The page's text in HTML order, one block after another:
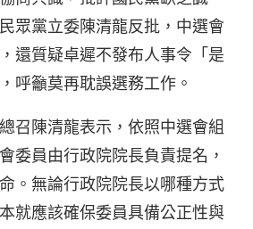
眾黨立委陳清龍反批，中選會
還質疑卓遲不發布人事令「是
呼籲莫再耽誤選務工作。
召陳清龍表示，依照中選會組
委員由行政院院長負責提名，
。無論行政院院長以哪種方式
就應該確保委員具備公正性與